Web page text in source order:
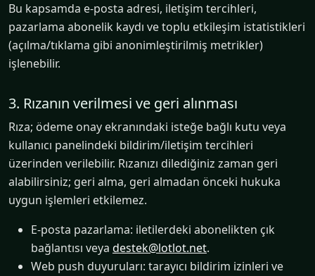
Bu kapsamda e-posta adresi, iletişim tercihleri,
pazarlama abonelik kaydı ve toplu etkileşim istatistikleri
(açılma/tıklama gibi anonimleştirilmiş metrikler)
işlenebilir.
3. Rızanın verilmesi ve geri alınması
Rıza; ödeme onay ekranındaki isteğe bağlı kutu veya
kullanıcı panelindeki bildirim/iletişim tercihleri
üzerinden verilebilir. Rızanızı dilediğiniz zaman geri
alabilirsiniz; geri alma, geri almadan önceki hukuka
uygun işlemleri etkilemez.
E-posta pazarlama: iletilerdeki abonelikten çık
bağlantısı veya destek@lotlot.net.
Web push duyuruları: tarayıcı bildirim izinleri ve